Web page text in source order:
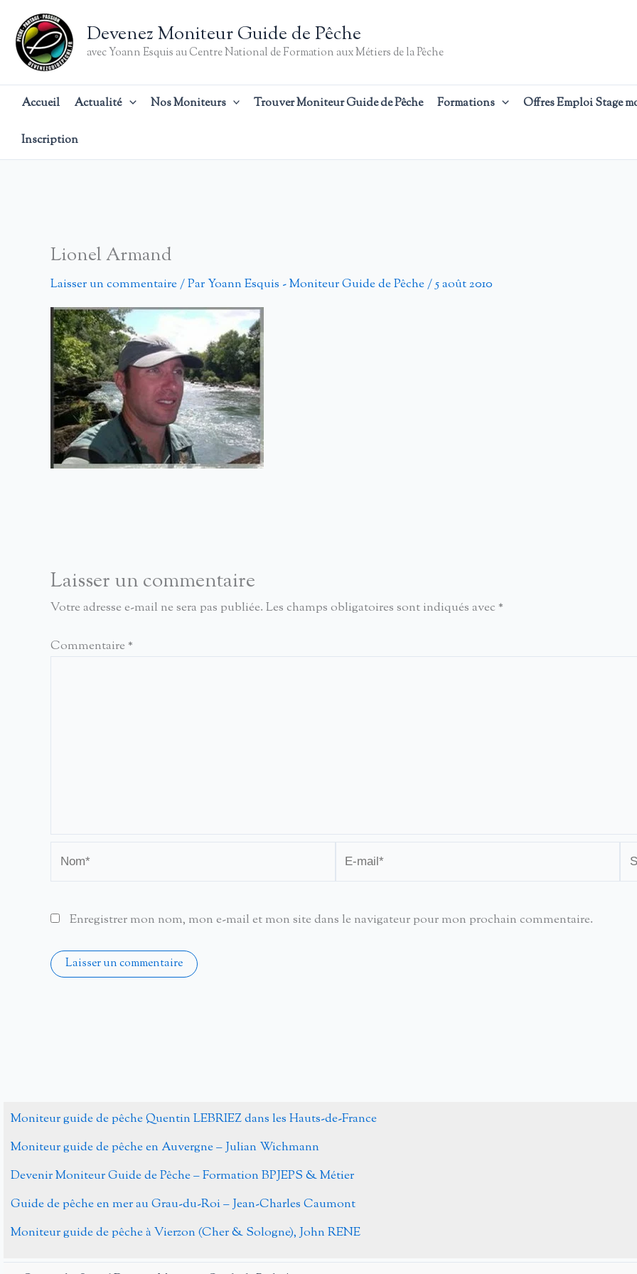
contenu
Devenez Moniteur Guide de Pêche
avec Yoann Esquis au Centre National de Formation aux Métiers de la Pêche
Accueil Actualité Nos Moniteurs Trouver Moniteur Guide de Pêche Formations Offres Emploi Stage
Inscription
Lionel Armand
Laisser un commentaire/ ParYoann Esquis - Moniteur Guide de Pêche/5 août 2010
Laisser un commentaire
Votre adresse e-mail ne sera pas publiée. Les champs obligatoires sont indiqués avec *
Commentaire *
mail*
Enregistrer mon nom, mon e-mail et mon site dans le navigateur pour mon prochain commentaire.
Moniteur guide de pêche Quentin LEBRIEZ dans les Hauts-de-France
Moniteur guide de pêche en Auvergne – Julian Wichmann
Devenir Moniteur Guide de Pêche – Formation BPJEPS & Métier
Guide de pêche en mer au Grau-du-Roi – Jean-Charles Caumont
Moniteur guide de pêche à Vierzon (Cher & Sologne), John RENE